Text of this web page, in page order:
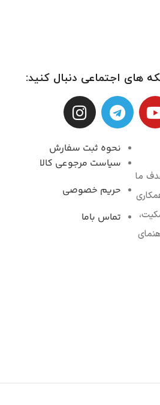
های اجتماعی دنبال کنید:
ما
نحوه ثبت سفارش
سیاست مرجوعی کال
حریم خصوصی
تماس باما